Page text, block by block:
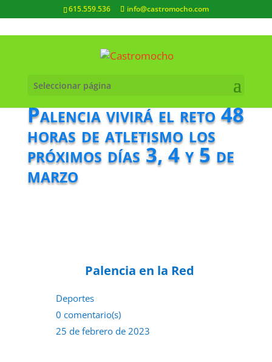
615.559.536 info@castromocho.com
Seleccionar página
Palencia vivirá el reto 48
horas de atletismo los
próximos días 3, 4 y 5 de
marzo
Palencia en la Red
Deportes
0 comentario(s)
25 de febrero de 2023